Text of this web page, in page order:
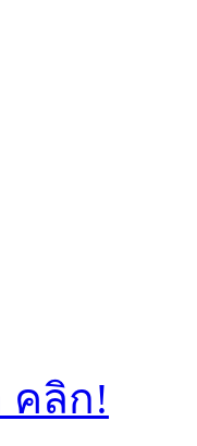
คลิก!